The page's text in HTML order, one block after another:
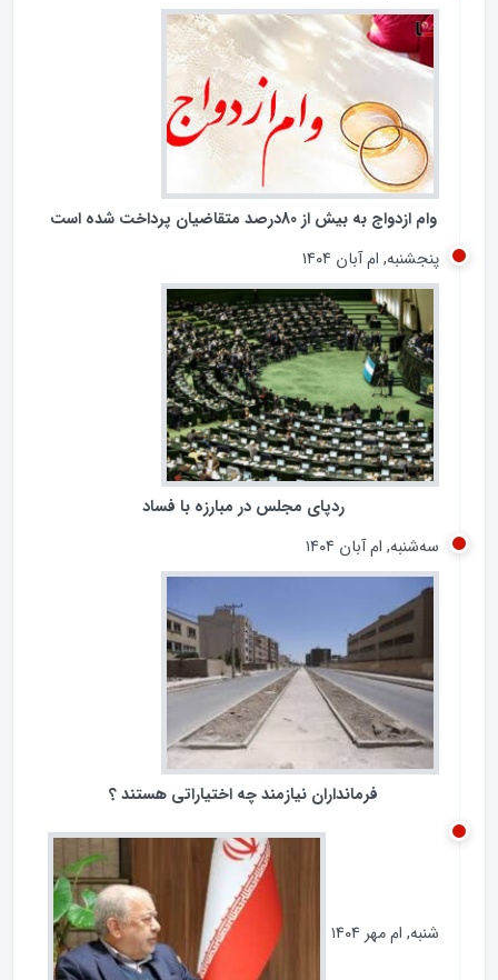
وام ازدواج به بیش از 80درصد متقاضیان پرداخت شده است
پنجشنبه, ام آبان ۱۴۰۴
ردپای مجلس در مبارزه با فساد
سه‌شنبه, ام آبان ۱۴۰۴
فرمانداران نیازمند چه اختیاراتی هستند ؟
شنبه, ام مهر ۱۴۰۴